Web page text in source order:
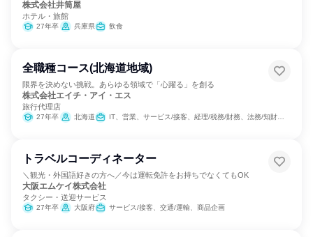
株式会社井筒屋
ホテル・旅館
27年卒 兵庫県 飲食
全職種コース(北海道地域)
限界を決めない挑戦。あらゆる領域で「心躍る」を創る
株式会社エイチ・アイ・エス
旅行代理店
27年卒 北海道 IT、営業、サービス/接客、経理/税務/財務、法務/知財、商品企画、カスタマーサポート/コールセンター
トラベルコーディネーター
＼観光・外国語好きの方へ／今は運転免許をお持ちでなくてもOK
大阪エムケイ株式会社
タクシー・送迎サービス
27年卒 大阪府 サービス/接客、交通/運輸、商品企画